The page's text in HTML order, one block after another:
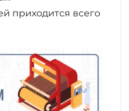
приходится всего